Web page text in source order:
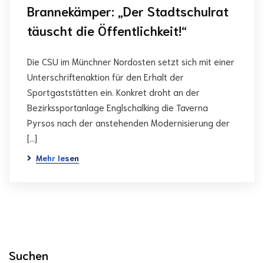
Brannekämper: „Der Stadtschulrat
täuscht die Öffentlichkeit!“
Die CSU im Münchner Nordosten setzt sich mit einer
Unterschriftenaktion für den Erhalt der
Sportgaststätten ein. Konkret droht an der
Bezirkssportanlage Englschalking die Taverna
Pyrsos nach der anstehenden Modernisierung der
[…]
Mehr lesen
Suchen